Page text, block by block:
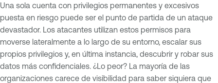
Una sola cuenta con privilegios permanentes y excesivos
puesta en riesgo puede ser el punto de partida de un ataque
devastador. Los atacantes utilizan estos permisos para
moverse lateralmente a lo largo de su entorno, escalar sus
propios privilegios y, en última instancia, descubrir y robar sus
datos más confidenciales. ¿Lo peor? La mayoría de las
organizaciones carece de visibilidad para saber siquiera que